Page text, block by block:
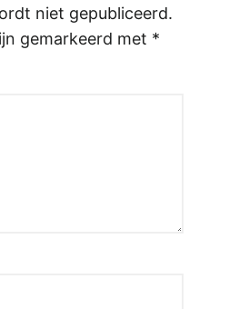
niet gepubliceerd.
gemarkeerd met *